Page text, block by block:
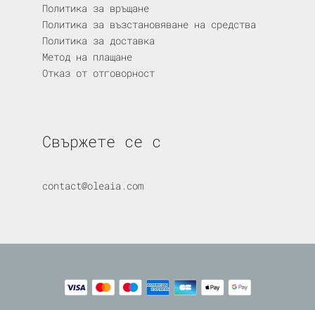
Политика за връщане
Политика за възстановяване на средства
Политика за доставка
Метод на плащане
Отказ от отговорност
Свържете се с
contact@oleaia.com